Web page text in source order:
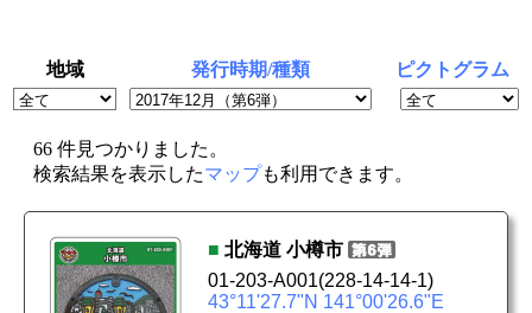
地域 発行時期/種類 ピクトグラム
66 件見つかりました。
検索結果を表示したマップも利用できます。
■ 北海道 小樽市
01-203-A001(228-14-14-1)
43°11'27.7"N 141°00'26.6"E